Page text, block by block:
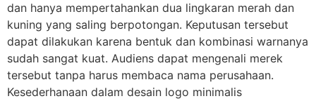
dan hanya mempertahankan dua lingkaran merah dan
kuning yang saling berpotongan. Keputusan tersebut
dapat dilakukan karena bentuk dan kombinasi warnanya
sudah sangat kuat. Audiens dapat mengenali merek
tersebut tanpa harus membaca nama perusahaan.
Kesederhanaan dalam desain logo minimalis